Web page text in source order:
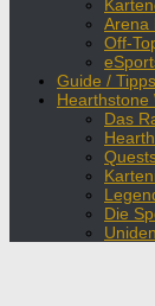
Arena
Off-
Guide / Tipps
Hearthstone
Das
Die